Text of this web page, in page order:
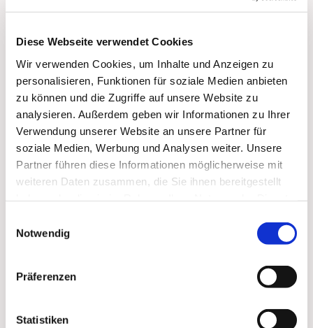
Diese Webseite verwendet Cookies
Wir verwenden Cookies, um Inhalte und Anzeigen zu
personalisieren, Funktionen für soziale Medien anbieten
zu können und die Zugriffe auf unsere Website zu
analysieren. Außerdem geben wir Informationen zu Ihrer
Verwendung unserer Website an unsere Partner für
soziale Medien, Werbung und Analysen weiter. Unsere
Partner führen diese Informationen möglicherweise mit
weiteren Daten zusammen, die Sie ihnen bereitgestellt
Notwendig
Präferenzen
Statistiken
Dies könnte Sie auch